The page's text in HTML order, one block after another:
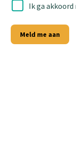
Ik ga akkoord
Meld me aan